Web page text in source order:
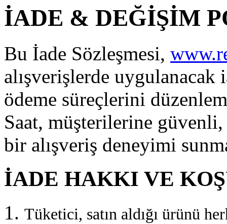
İADE & DEĞİŞİM
Bu İade Sözleşmesi,
alışverişlerde
ödeme süreçlerini
Saat, müşterilerine
bir alışveriş deneyimi
İADE HAKKI VE
Tüketici, satın aldığı ürünü